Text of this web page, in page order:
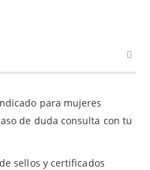
para mujeres
de duda consulta con tu
sellos y certificados